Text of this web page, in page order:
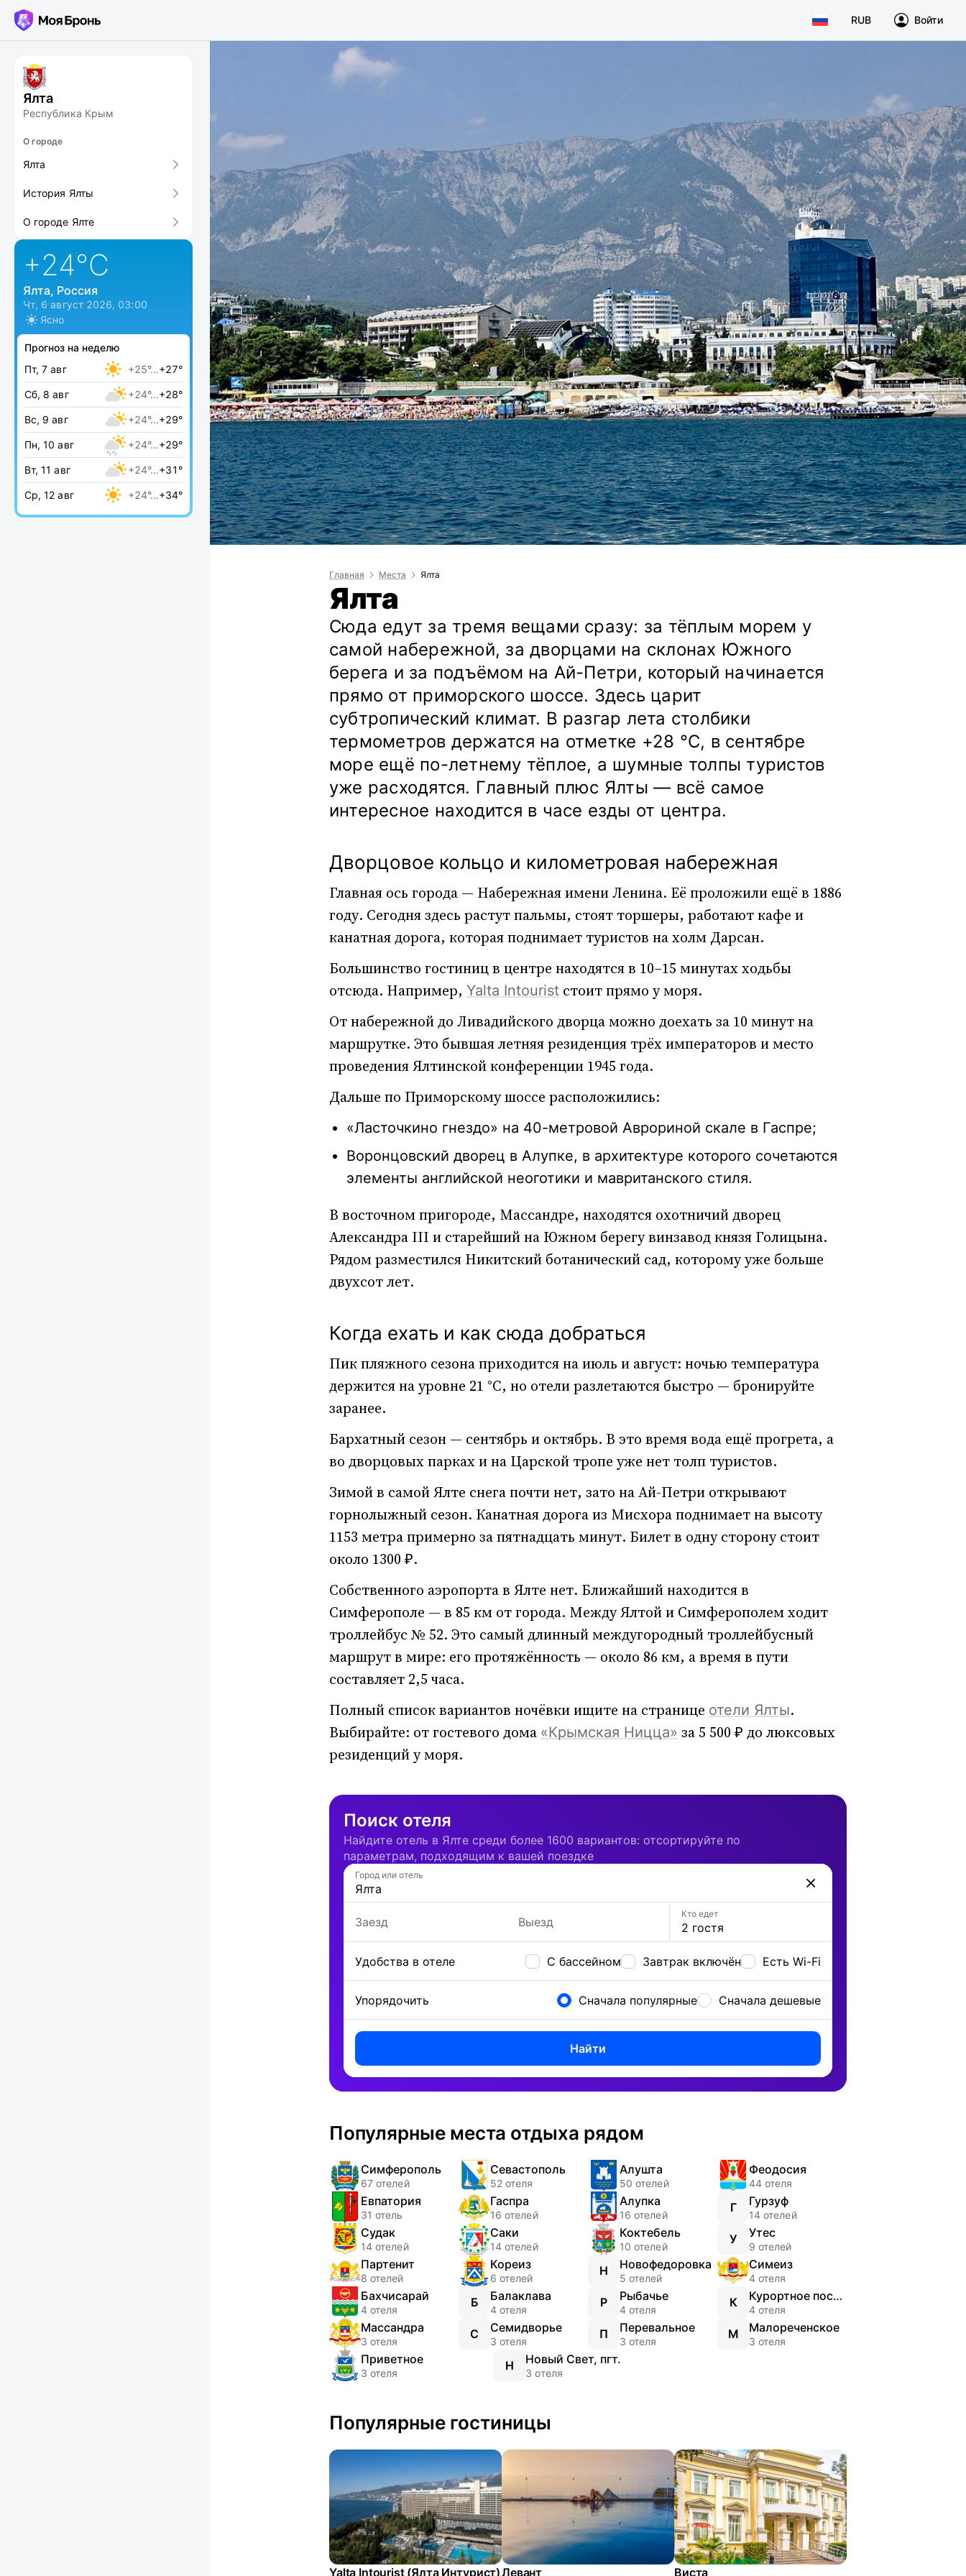
RUB Войти
Ялта
Республика Крым
О городе
Ялта
История Ялты
О городе Ялте
+24°C
Ялта, Россия
Чт, 6 август 2026, 03:00
Ясно
Прогноз на неделю
Пт, 7 авг
+25°…+27°
Сб, 8 авг +24°…+28°
Вс, 9 авг +24°…+29°
Пн, 10 авг +24°…+29°
Вт, 11 авг +24°…+31°
Ср, 12 авг +24°…+34°
Главная Места Ялта
Ялта
Сюда едут за тремя вещами сразу: за тёплым морем у
самой набережной, за дворцами на склонах Южного
берега и за подъёмом на Ай-Петри, который начинается
прямо от приморского шоссе. Здесь царит
субтропический климат. В разгар лета столбики
термометров держатся на отметке +28 °C, в сентябре
море ещё по-летнему тёплое, а шумные толпы туристов
уже расходятся. Главный плюс Ялты — всё самое
интересное находится в часе езды от центра.
Дворцовое кольцо и километровая набережная
Главная ось города — Набережная имени Ленина. Её проложили ещё в 1886
году. Сегодня здесь растут пальмы, стоят торшеры, работают кафе и
канатная дорога, которая поднимает туристов на холм Дарсан.
Большинство гостиниц в центре находятся в 10–15 минутах ходьбы
отсюда. Например, Yalta Intourist стоит прямо у моря.
От набережной до Ливадийского дворца можно доехать за 10 минут на
маршрутке. Это бывшая летняя резиденция трёх императоров и место
проведения Ялтинской конференции 1945 года.
Дальше по Приморскому шоссе расположились:
«Ласточкино гнездо» на 40-метровой Аврориной скале в Гаспре;
Воронцовский дворец в Алупке, в архитектуре которого сочетаются
элементы английской неоготики и мавританского стиля.
В восточном пригороде, Массандре, находятся охотничий дворец
Александра III и старейший на Южном берегу винзавод князя Голицына.
Рядом разместился Никитский ботанический сад, которому уже больше
двухсот лет.
Когда ехать и как сюда добраться
Пик пляжного сезона приходится на июль и август: ночью температура
держится на уровне 21 °C, но отели разлетаются быстро — бронируйте
заранее.
Бархатный сезон — сентябрь и октябрь. В это время вода ещё прогрета, а
во дворцовых парках и на Царской тропе уже нет толп туристов.
Зимой в самой Ялте снега почти нет, зато на Ай-Петри открывают
горнолыжный сезон. Канатная дорога из Мисхора поднимает на высоту
1153 метра примерно за пятнадцать минут. Билет в одну сторону стоит
около 1300 ₽.
Собственного аэропорта в Ялте нет. Ближайший находится в
Симферополе — в 85 км от города. Между Ялтой и Симферополем ходит
троллейбус № 52. Это самый длинный междугородный троллейбусный
маршрут в мире: его протяжённость — около 86 км, а время в пути
составляет 2,5 часа.
Полный список вариантов ночёвки ищите на странице отели Ялты.
Выбирайте: от гостевого дома «Крымская Ницца» за 5 500 ₽ до люксовых
резиденций у моря.
Поиск отеля
Найдите отель в Ялте среди более 1600 вариантов: отсортируйте по
параметрам, подходящим к вашей поездке
Город или отель
Заезд Выезд
Кто едет
2 гостя
Удобства в отеле С бассейном Завтрак включён Есть Wi-Fi
Упорядочить Сначала популярные Сначала дешевые
Найти
Популярные места отдыха рядом
Симферополь
67 отелей
Севастополь
52 отеля
Алушта
50 отелей
Феодосия
44 отеля
Евпатория
31 отель
Гаспра
16 отелей
Алупка
16 отелей
Г Гурзуф
14 отелей
Судак
14 отелей
Саки
14 отелей
Коктебель
10 отелей
У Утес
9 отелей
Партенит
8 отелей
Кореиз
6 отелей
Н Новофедоровка
5 отелей
Симеиз
4 отеля
Бахчисарай
4 отеля
Б Балаклава
4 отеля
Р Рыбачье
4 отеля
К Курортное поселок (Феодосия)
4 отеля
Массандра
3 отеля
С Семидворье
3 отеля
П Перевальное
3 отеля
М Малореченское
3 отеля
Приветное
3 отеля
Н Новый Свет, пгт.
3 отеля
Популярные гостиницы
Yalta Intourist (Ялта Интурист)Левант Виста